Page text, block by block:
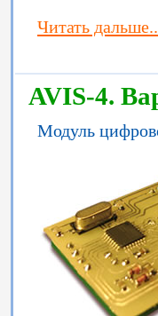
Читать
AVIS-4.
Модуль